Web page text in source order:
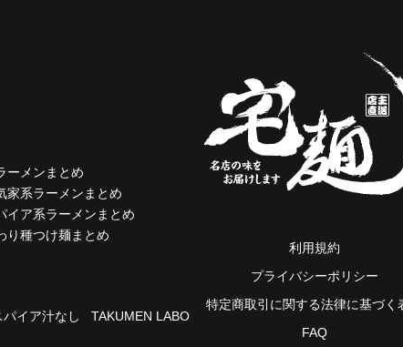
ーメンまとめ
家系ラーメンまとめ
イア系ラーメンまとめ
り種つけ麺まとめ
イア汁なし
TAKUMEN LABO
利用規約
プライバシーポリシー
特定商取引に関する法律に基づく
FAQ